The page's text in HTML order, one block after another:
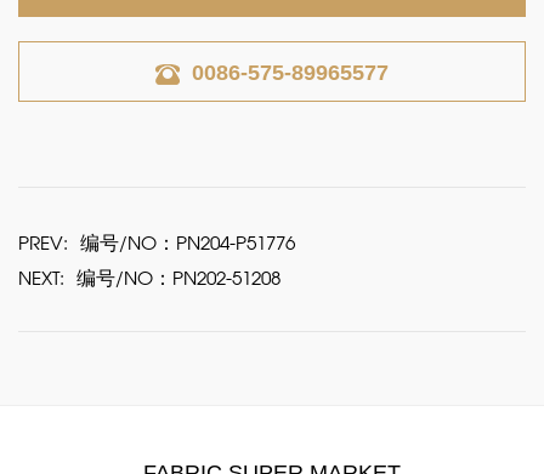
0086-575-89965577
PREV: 编号/NO：PN204-P51776
NEXT: 编号/NO：PN202-51208